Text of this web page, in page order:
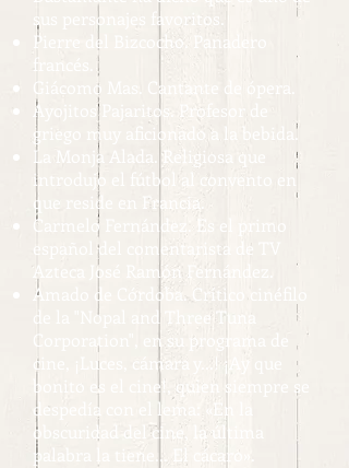
sus personajes favoritos.
Pierre del Bizcocho. Panadero
francés.
Giácomo Mas. Cantante de ópera.
Ayojitos Pajaritos. Profesor de
griego muy aficionado a la bebida.
La Monja Alada. Religiosa que
introdujo el fútbol al convento en
que reside en Francia.
Carmelo Fernández. Es el primo
español del comentarista de TV
Azteca José Ramón Fernández.
Amado de Córdoba. Crítico cinéfilo
de la "Nopal and Three Tuna
Corporation", en su programa de
cine, ¡Luces, cámara y...! ¡Ay que
bonito es el cine!, quien siempre se
despedía con el lema: «En la
obscuridad del cine, la última
palabra la tiene... El cácaro».